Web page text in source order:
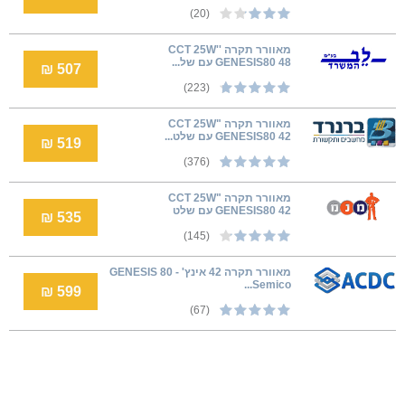
(20)
מאוורר תקרה ''CCT 25W
GENESIS80 48 עם של...
(223)
507 ₪
מאוורר תקרה "CCT 25W
GENESIS80 42 עם שלט...
(376)
519 ₪
מאוורר תקרה "CCT 25W
GENESIS80 42 עם שלט
(145)
535 ₪
מאוורר תקרה 42 אינץ' GENESIS 80 -
Semico...
(67)
599 ₪